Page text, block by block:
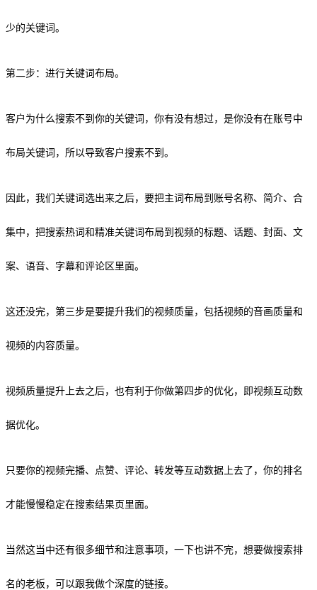
少的关键词。
第二步：进行关键词布局。
客户为什么搜索不到你的关键词，你有没有想过，是你没有在账号中
布局关键词，所以导致客户搜素不到。
因此，我们关键词选出来之后，要把主词布局到账号名称、简介、合
集中，把搜索热词和精准关键词布局到视频的标题、话题、封面、文
案、语音、字幕和评论区里面。
这还没完，第三步是要提升我们的视频质量，包括视频的音画质量和
视频的内容质量。
视频质量提升上去之后，也有利于你做第四步的优化，即视频互动数
据优化。
只要你的视频完播、点赞、评论、转发等互动数据上去了，你的排名
才能慢慢稳定在搜索结果页里面。
当然这当中还有很多细节和注意事项，一下也讲不完，想要做搜索排
名的老板，可以跟我做个深度的链接。